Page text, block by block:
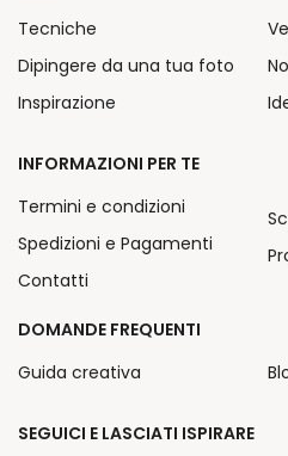
SEGUICI E LASCIATI ISPIRARE
Tecniche
Dipingere da una tua foto
Inspirazione
INFORMAZIONI PER TE
Termini e condizioni
Spedizioni e Pagamenti
Contatti
DOMANDE FREQUENTI
Guida creativa